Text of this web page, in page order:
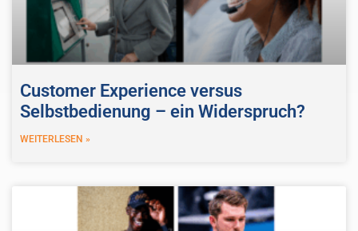
Customer Experience versus
Selbstbedienung – ein Widerspruch?
WEITERLESEN »